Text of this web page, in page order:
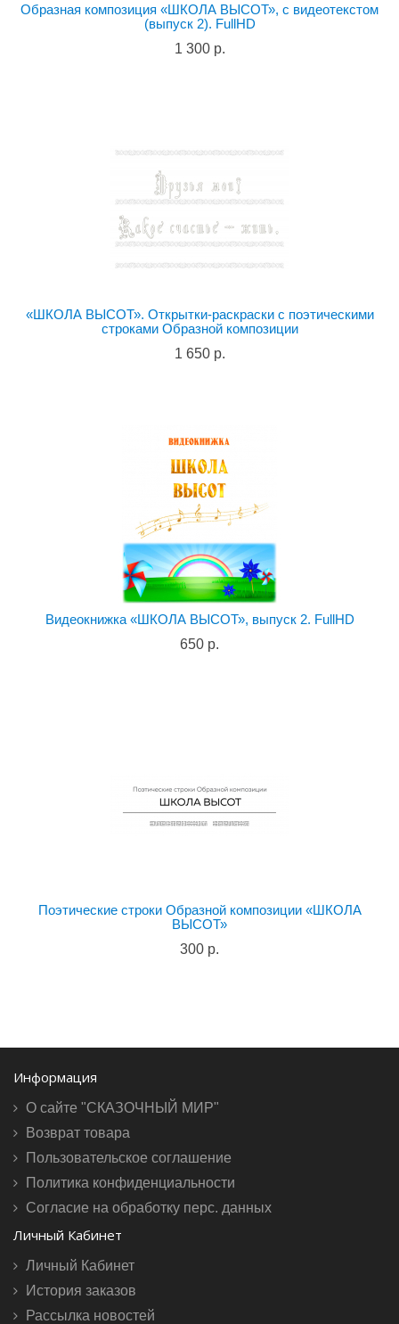
Образная композиция «ШКОЛА ВЫСОТ», с видеотекстом
(выпуск 2). FullHD
1 300 р.
«ШКОЛА ВЫСОТ». Открытки-раскраски с поэтическими
строками Образной композиции
1 650 р.
Видеокнижка «ШКОЛА ВЫСОТ», выпуск 2. FullHD
650 р.
Поэтические строки Образной композиции «ШКОЛА
ВЫСОТ»
300 р.
Информация
О сайте "СКАЗОЧНЫЙ МИР"
Возврат товара
Пользовательское соглашение
Политика конфиденциальности
Согласие на обработку перс. данных
Личный Кабинет
Личный Кабинет
История заказов
Рассылка новостей